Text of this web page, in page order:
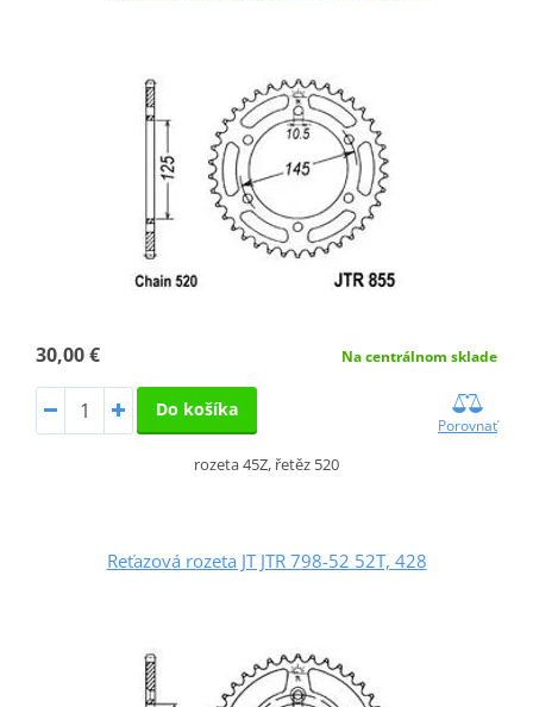
30,00 € Na centrálnom sklade
Do košíka
Porovnať
rozeta 45Z, řetěz 520
Reťazová rozeta JT JTR 798-52 52T, 428